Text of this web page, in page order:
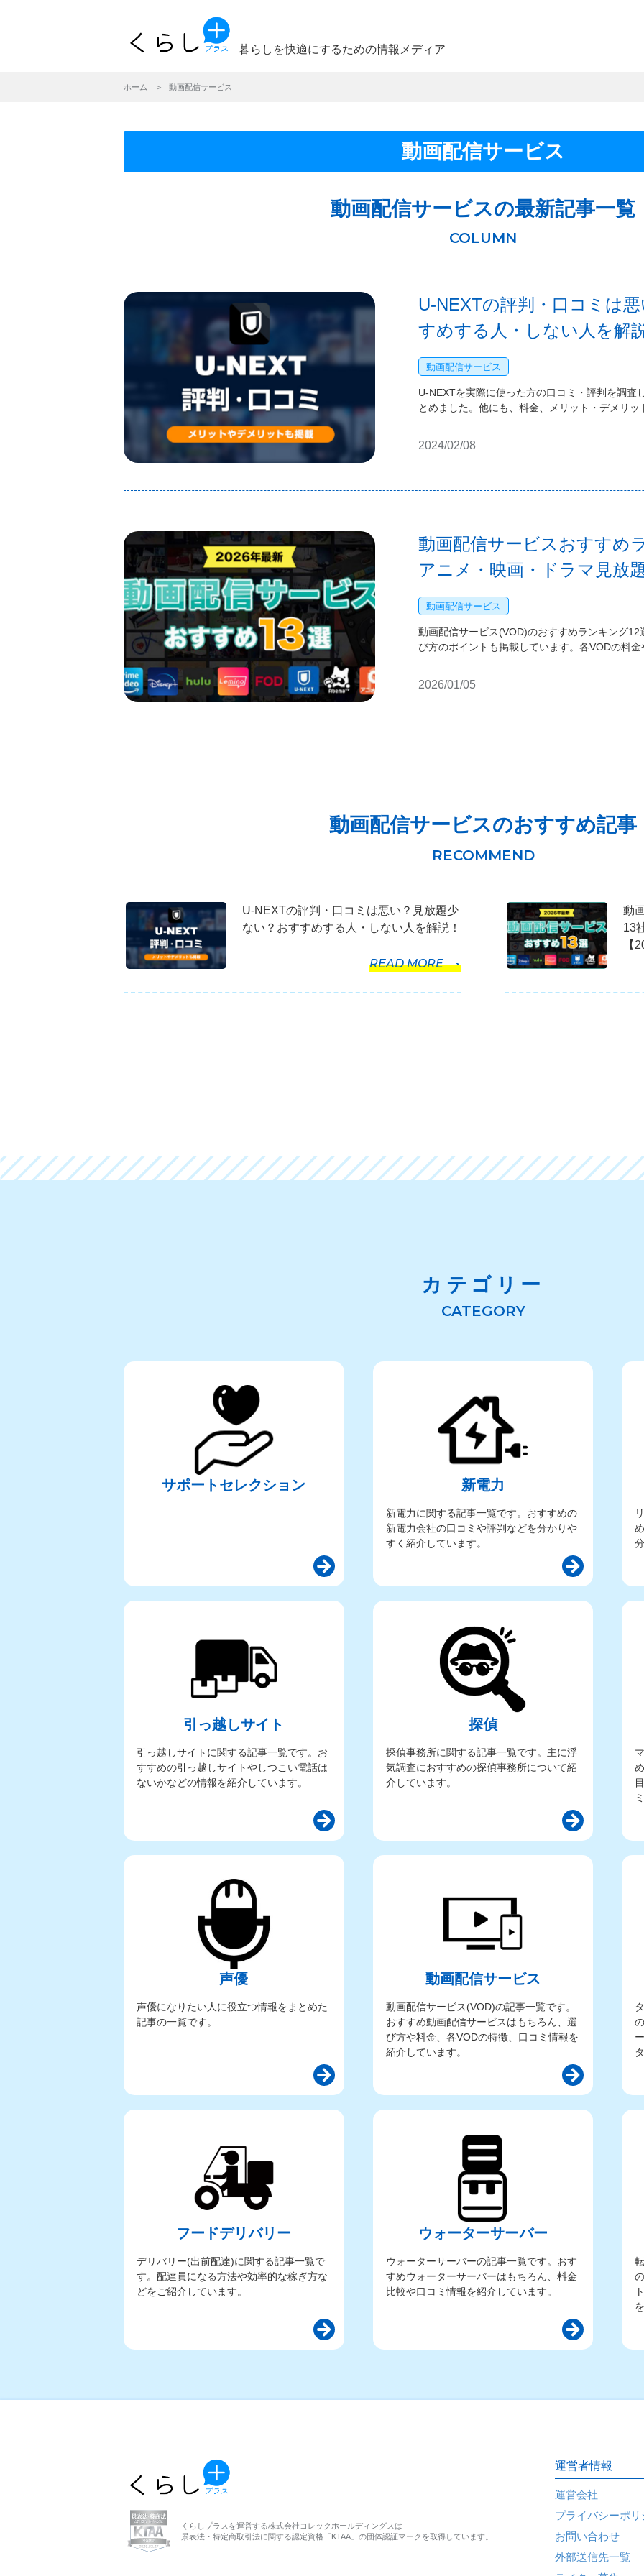
暮らしを快適にするための情報メディア
ホーム 動画配信サービス
動画配信サービス
動画配信サービスの最新記事一覧
U-NEXTの評判・口コミは
すめする人・しない人を解
動画配信サービス
U-NEXTを実際に使った方の口コミ・評判を調査
とめました。他にも、料金、メリット・デメリッ
2024/02/08
動画配信サービスおすすめ
アニメ・映画・ドラマ見放題
動画配信サービス
動画配信サービス(VOD)のおすすめランキング
び方のポイントも掲載しています。各VODの料金
2026/01/05
動画配信サービスのおすすめ記事
U-NEXTの評判・口コミは悪い？見放題少
ない？おすすめする人・しない人を解説！
READ MORE
動
13
【
カテゴリー
サポートセレクション 新電力
新電力に関する記事一覧です。おすすめの
新電力会社の口コミや評判などを分かりや
すく紹介しています。
引っ越しサイト
引っ越しサイトに関する記事一覧です。お
すすめの引っ越しサイトやしつこい電話は
ないかなどの情報を紹介しています。
探偵
探偵事務所に関する記事一覧です。主に浮
気調査におすすめの探偵事務所について紹
介しています。
声優
声優になりたい人に役立つ情報をまとめた
記事の一覧です。
動画配信サービス
動画配信サービス(VOD)の記事一覧です。
おすすめ動画配信サービスはもちろん、選
び方や料金、各VODの特徴、口コミ情報を
紹介しています。
フードデリバリー
デリバリー(出前配達)に関する記事一覧で
す。配達員になる方法や効率的な稼ぎ方な
どをご紹介しています。
ウォーターサーバー
ウォーターサーバーの記事一覧です。おす
すめウォーターサーバーはもちろん、料金
比較や口コミ情報を紹介しています。
くらしプラスを運営する株式会社コレックホールディングスは
景表法・特定商取引法に関する認定資格「KTAA」の団体認証マークを取得しています。
運営者情報
運営会社
プライバシーポリ
お問い合わせ
外部送信先一覧